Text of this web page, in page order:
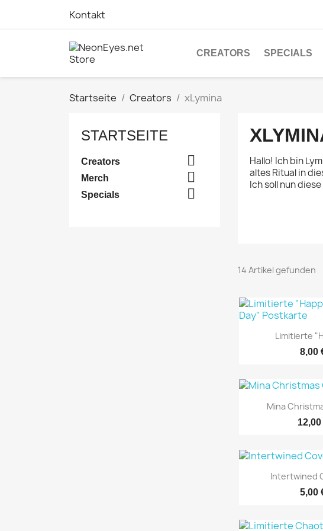
Kontakt
CREATORS SPECIALS
Startseite Creators xLymina
STARTSEITE
Creators 
Merch 
Specials 
Hallo! Ich bin
altes Ritual in
Ich soll nun
14 Artikel gefunden

Limitierte
8,00

Mina
12,00

Intertwined
5,00